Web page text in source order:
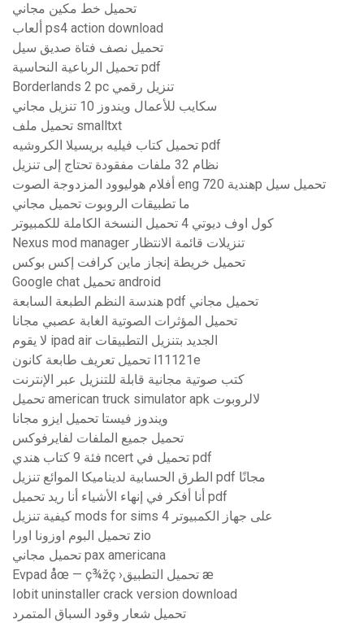
تحميل خط مكين مجاني
ألعاب ps4 action download
تحميل نصف فتاة صديق سيل
تحميل الرباعية النحاسية pdf
Borderlands 2 pc تنزيل رقمي
سكايب للأعمال ويندوز 10 تنزيل مجاني
تحميل ملف smalltxt
تحميل كتاب فيليه بريسيلا الكروشيه pdf
نظام 32 ملفات مفقودة تحتاج إلى تنزيل
أفلام هوليوود المزدوجة الصوت eng هندية 720p تحميل سيل
ما تطبيقات الروبوت تحميل مجاني
كول اوف ديوتي 4 تحميل النسخة الكاملة للكمبيوتر
Nexus mod manager تنزيلات قائمة الانتظار
تحميل خريطة إنجاز ماين كرافت إكس بوكس
Google chat تحميل android
هندسة النظم الطبعة السابعة pdf تحميل مجاني
تحميل المؤثرات الصوتية الغابة عصبي مجانا
لا يقوم ipad air الجديد بتنزيل التطبيقات
تحميل تعريف طابعة كانون l11121e
كتب صوتية مجانية قابلة للتنزيل عبر الإنترنت
تحميل american truck simulator apk لالروبوت
ويندوز فيستا تحميل ايزو مجانا
تحميل جميع الملفات لفايرفوكس
فئة 9 كتاب هندي ncert تحميل في pdf
الطرق الحسابية لديناميكا الموائع تنزيل pdf مجانًا
أنا أفكر في إنهاء الأشياء أنا ريد تحميل pdf
كيفية تنزيل mods for sims 4 على جهاز الكمبيوتر
تحميل البوم اوزونا اورا zio
تحميل مجاني pax americana
Evpad åœ — ç¾žç ›تحميل التطبيق æ
Iobit uninstaller crack version download
تحميل شعار وقود السباق المتمرد